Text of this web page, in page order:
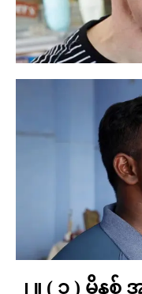
၂ ။ ( ၁ ) မိန